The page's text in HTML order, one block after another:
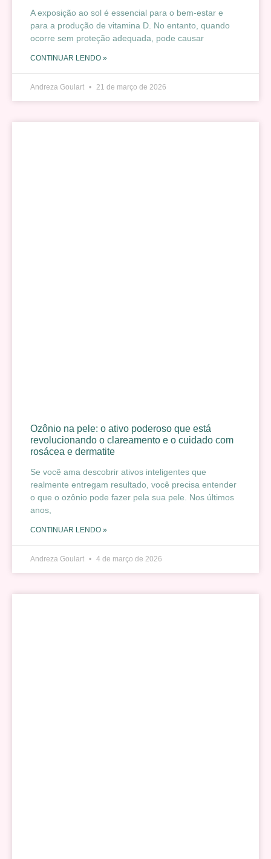
A exposição ao sol é essencial para o bem-estar e
para a produção de vitamina D. No entanto, quando
ocorre sem proteção adequada, pode causar
CONTINUAR LENDO »
Andreza Goulart 21 de março de 2026
Ozônio na pele: o ativo poderoso que está
revolucionando o clareamento e o cuidado com
rosácea e dermatite
Se você ama descobrir ativos inteligentes que
realmente entregam resultado, você precisa entender
o que o ozônio pode fazer pela sua pele. Nos últimos
anos,
CONTINUAR LENDO »
Andreza Goulart 4 de março de 2026